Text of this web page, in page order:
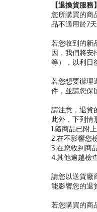
【退換貨服務】
您所購買的商
品不適用於7天
若您收到的新
因，我們將安
等），以利日
若您想要辦理
件，並請您保
請注意，退貨
此外，下列情
1.隨商品已附
2.在不影響您
3.在您收到商
4.其他逾越檢
請您以送貨廠
能影響您的退
若您購買的商